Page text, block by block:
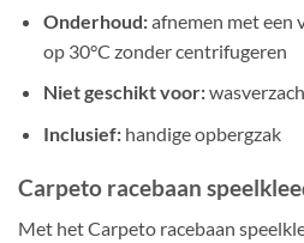
Onderhoud:afnemen met een
op 30°C zonder centrifugeren
Niet geschikt voor:
Inclusief:handige opbergzak
Carpeto racebaan
Met het Carpeto racebaan